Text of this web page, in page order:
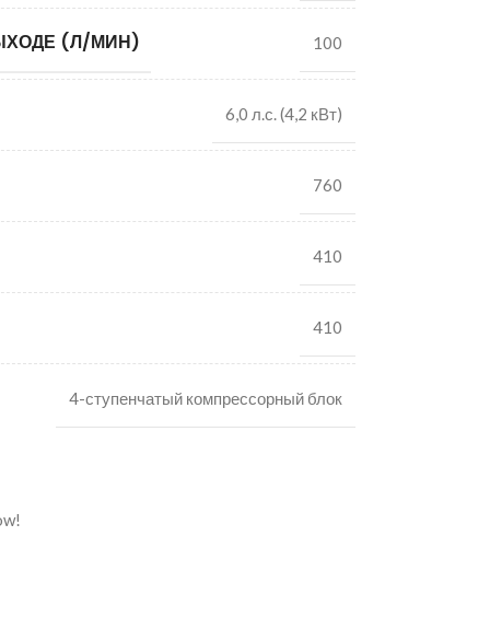
(Л/МИН) 100
6,0 л.с. (4,2 кВт)
760
410
410
4-ступенчатый компрессорный блок